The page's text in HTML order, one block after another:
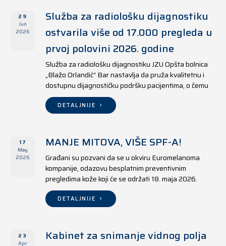
29
Jun
2026
Služba za radiološku dijagnostiku
ostvarila više od 17.000 pregleda u
prvoj polovini 2026. godine
Služba za radiološku dijagnostiku JZU Opšta bolnica
„Blažo Orlandić“ Bar nastavlja da pruža kvalitetnu i
dostupnu dijagnostičku podršku pacijentima, o čemu
svjedoče i rezultati ostvareni u periodu od 1. januara
do 17. juna 2026. godine.
DETALJNIJE
17
May
2026
MANJE MITOVA, VIŠE SPF-A!
Građani su pozvani da se u okviru Euromelanoma
kompanije, odazovu besplatnim preventivnim
pregledima kože koji će se održati 18. maja 2026.
godine u jedanaest opština širom Crne Gore, kako u
državnim tako i u privatnim zdravstvenim ustanovama.
DETALJNIJE
23
Apr
Kabinet za snimanje vidnog polja